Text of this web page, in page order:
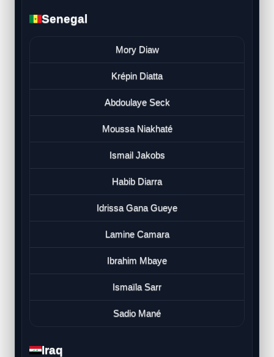
Senegal
Mory Diaw
Krépin Diatta
Abdoulaye Seck
Moussa Niakhaté
Ismail Jakobs
Habib Diarra
Idrissa Gana Gueye
Lamine Camara
Ibrahim Mbaye
Ismaïla Sarr
Sadio Mané
Iraq